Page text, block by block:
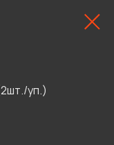
уп.)